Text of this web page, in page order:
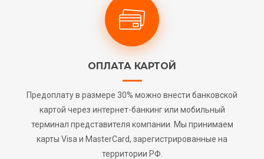
ОПЛАТА КАРТОЙ
Предоплату в размере 30% можно внести банковской
картой через интернет-банкинг или мобильный
терминал представителя компании. Мы принимаем
карты Visa и MasterCard, зарегистрированные на
территории РФ.